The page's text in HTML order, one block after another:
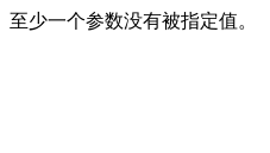
至少一个参数没有被指定值。